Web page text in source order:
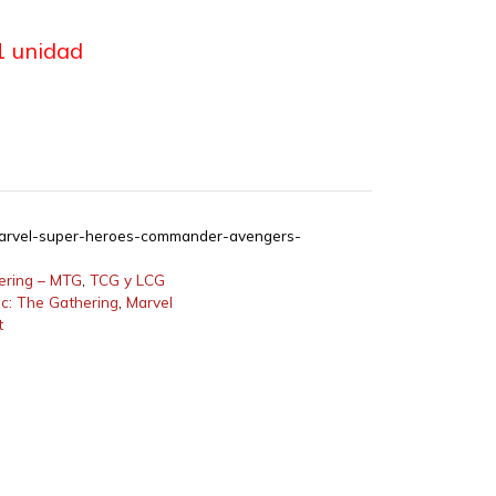
unidad
super-heroes-commander-avengers-
– MTG TCG y LCG
The Gathering Marvel